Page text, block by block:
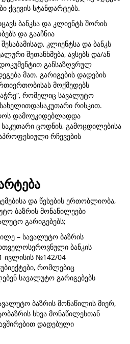
ქცევის სტანდარტებს.
ბანკსა და კლიენტს შორის
და გააჩნია
კლიენტსა და ბანკს
შეთანხმება, ავსებს და/ან
განსაზღვრულ
მათ. გარიგების დადების
მოქმედებს
რომელიც სავალუტო
რისკით.
დამოუკიდებლადდა
ცოდნის, გამოცდილებისა
რჩევების
და წესების ერთობლიობა,
ბაზრის მონაწილეები
გარიგებებს;
– სავალუტო ბაზრის
ბანკის
ივლისის №142/04
რომლებიც
სავალუტო გარიგებებს
ბაზრის მონაწილის მიერ,
სხვა მონაწილესთან
დადებული